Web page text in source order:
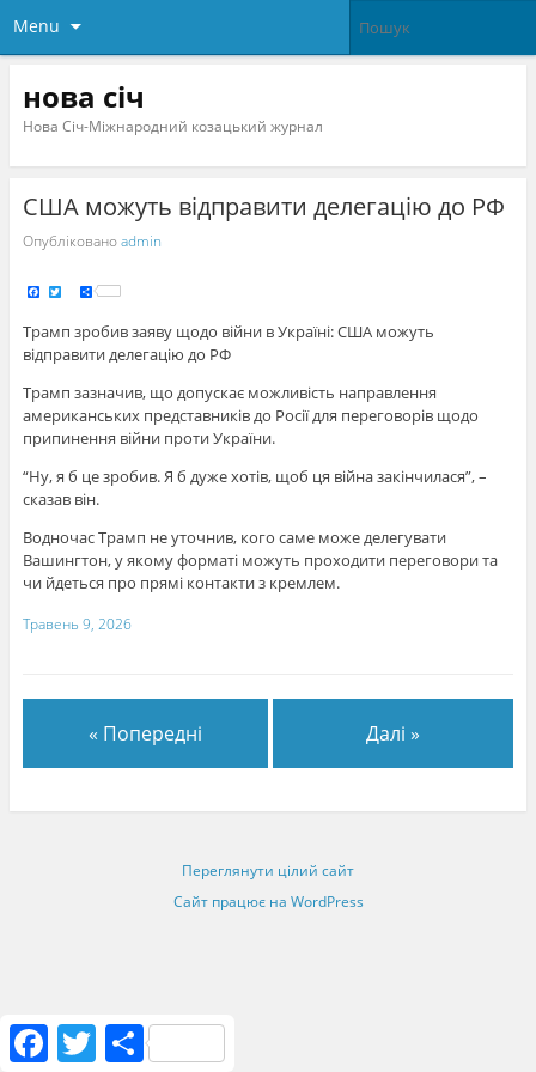
Menu
нова січ
Нова Січ-Міжнародний козацький журнал
США можуть відправити делегацію до РФ
Опублікованоadmin
Fa
e
b
o
o
Tw
t
t
e
r
S
h
r
e
Трамп зробив заяву щодо війни в Україні: США можуть
відправити делегацію до РФ
Трамп зазначив, що допускає можливість направлення
американських представників до Росії для переговорів щодо
припинення війни проти України.
“Ну, я б це зробив. Я б дуже хотів, щоб ця війна закінчилася”, –
сказав він.
Водночас Трамп не уточнив, кого саме може делегувати
Вашингтон, у якому форматі можуть проходити переговори та
чи йдеться про прямі контакти з кремлем.
Травень 9, 2026
« Попередні Далі »
Переглянути цілий сайт
Сайт працює на WordPress
S
h